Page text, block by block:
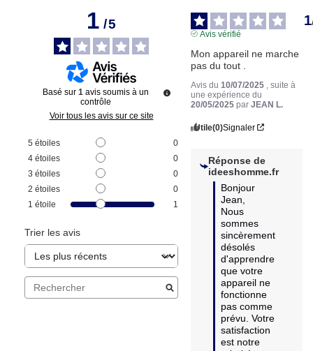
1/5
Basé sur 1 avis soumis à un
contrôle
Voir tous les avis sur ce site
5 étoiles
0
4 étoiles
0
3 étoiles
0
2 étoiles
0
1 étoile 1
Trier les avis
1
Avis vérifié
Mon appareil ne marche
pas du tout .
Avis du10/07/2025 , suite à
une expérience du
20/05/2025 parJEAN L.
Utile(0)Signaler
Réponse de
ideeshomme.fr
Bonjour
Jean,
Nous
sommes
sincèrement
désolés
d'apprendre
que votre
appareil ne
fonctionne
pas comme
prévu. Votre
satisfaction
est notre